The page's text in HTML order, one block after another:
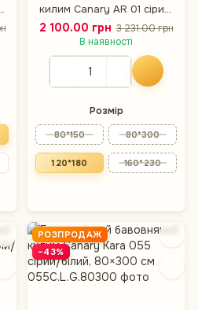
килим Canary AR 01 сірий,
120×180 см
2 100.00 грн 3 231.00 грн
В наявності
Розмір
80*150 80*300
120*180 160*230
РОЗПРОДАЖ
−43%